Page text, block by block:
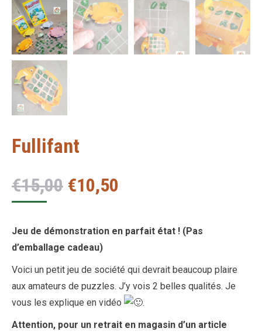
Fullifant
€15,00 Le
était :
€15,00.
€10,50
est :
Jeu de démonstration en parfait état ! (Pas
d’emballage cadeau)
Voici un petit jeu de société qui devrait beaucoup plaire
aux amateurs de puzzles. J’y vois 2 belles qualités. Je
vous les explique en vidéo
.
Attention, pour un retrait en magasin d’un article